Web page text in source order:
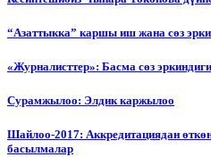
“Азаттыкка” каршы иш жана сөз
«Журналисттер»: Басма сөз
Сурамжылоо: Элдик каржылоо
Шайлоо-2017: Аккредитациядан
басылмалар